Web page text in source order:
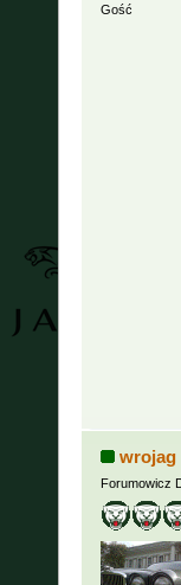
Gość
wrojag
Forumowicz